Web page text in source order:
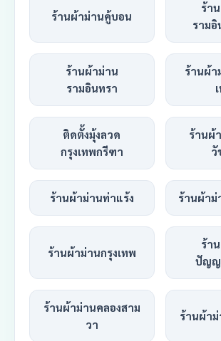
ร้านผ้าม่านคู้บอน
ร้า
รามอิ
ร้านผ้าม่าน
รามอินทรา
ร้านผ้า
ติดตั้งมุ้งลวด
กรุงเทพกรีฑา
ร้านผ้
วั
ร้านผ้าม่านท่าแร้ง ร้านผ้าม่
ร้านผ้าม่านกรุงเทพ
ร้า
ปัญญ
ร้านผ้าม่านคลองสาม
วา
ร้านผ้า